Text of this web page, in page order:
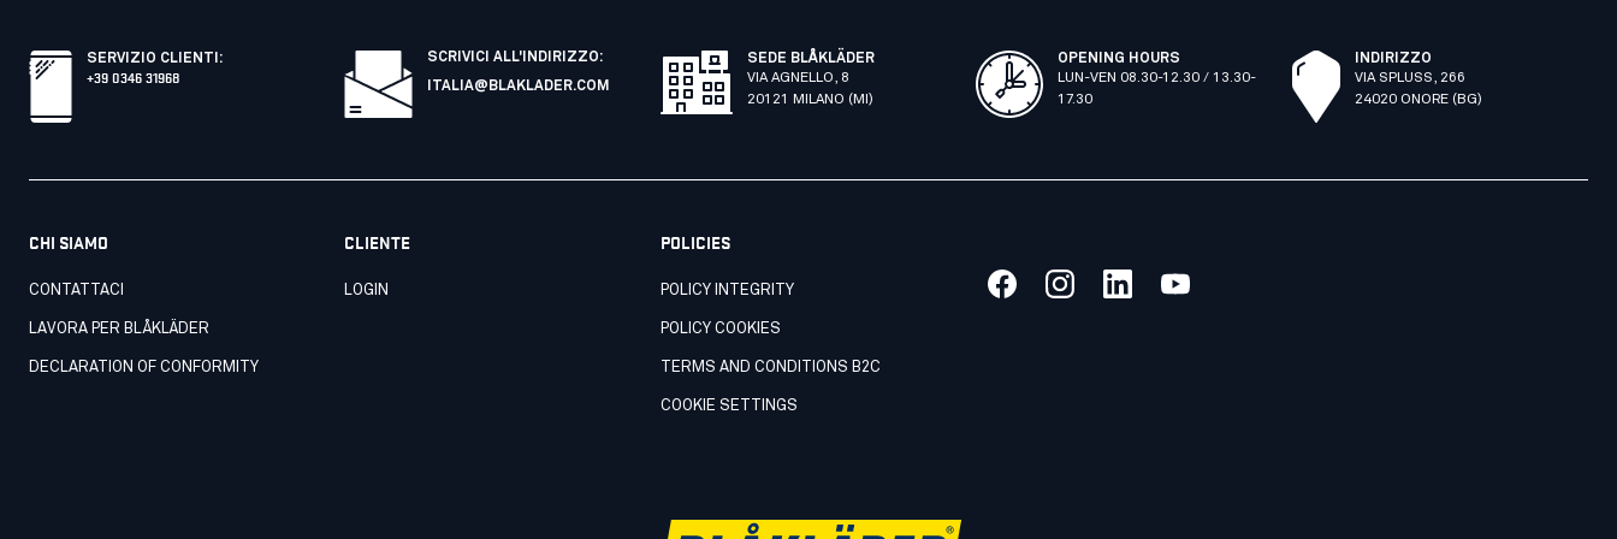
SERVIZIO CLIENTI :
+39 0346 31968
SCRIVICI ALL'INDIRIZZO:
ITALIA@BLAKLADER.COM
SEDE BLÅKLÄDER
VIA AGNELLO, 8
20121 MILANO (MI)
OPENING HOURS
LUN-VEN 08.30-12.30 / 13.30-
17.30
INDIRIZZO
VIA SPLUSS, 266
24020 ONORE (BG)
CHI SIAMO
CONTATTACI
LAVORA PER BLÅKLÄDER
DECLARATION OF CONFORMITY
CLIENTE
LOGIN
POLICIES
POLICY INTEGRITY
POLICY COOKIES
TERMS AND CONDITIONS B2C
COOKIE SETTINGS